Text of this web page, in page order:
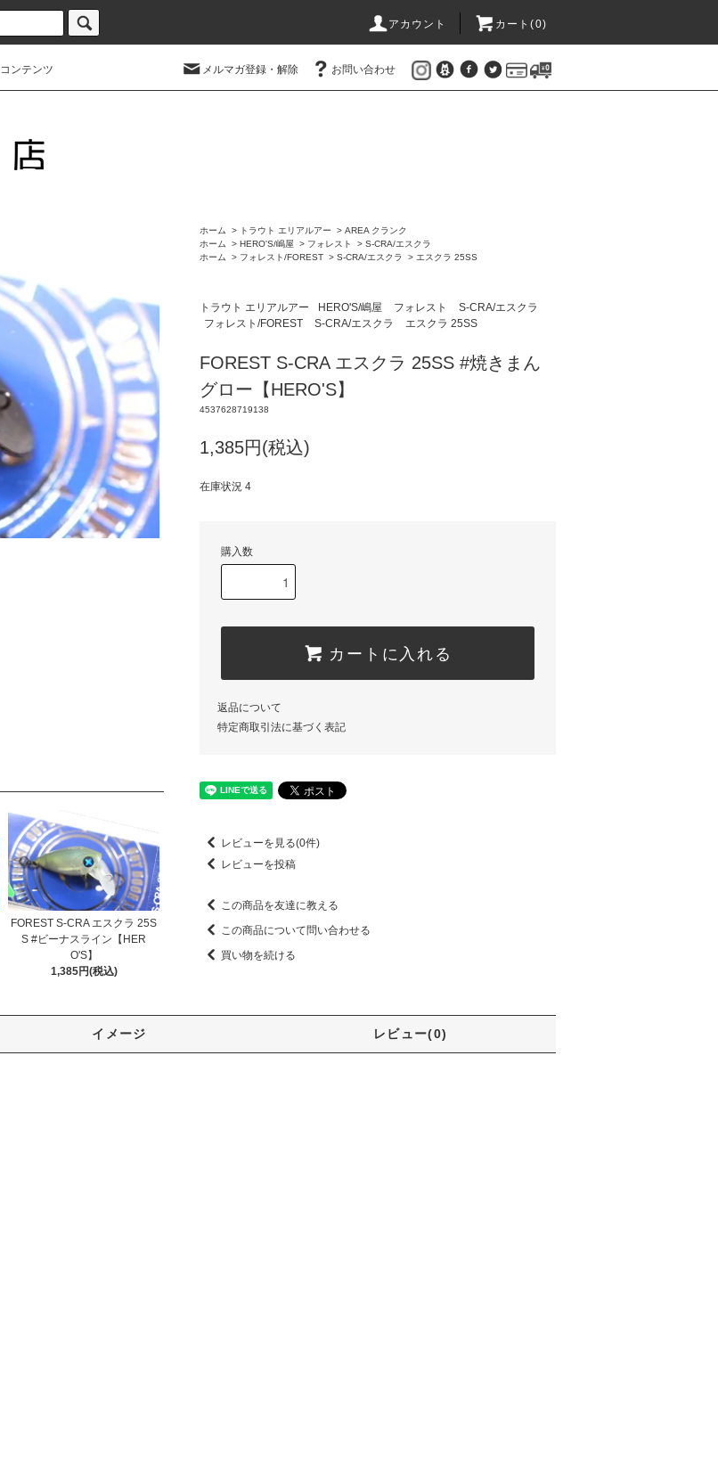
アカウント カート(0)
コンテンツ メルマガ登録・解除 お問い合わせ
FOREST S-CRA エスクラ 25S
S #ビーナスライン【HER
O'S】
1,385円(税込)
ホーム > トラウト エリアルアー > AREA クランク
ホーム
> HERO'S/嶋屋 > フォレスト > S-CRA/エスクラ
ホーム
> フォレスト/FOREST > S-CRA/エスクラ > エスクラ 25SS
トラウト エリアルアー HERO'S/嶋屋 フォレスト
S-CRA/エスクラ
フォレスト/FOREST
S-CRA/エスクラ エスクラ 25SS
FOREST S-CRA エスクラ 25SS #焼きまん
グロー【HERO'S】
4537628719138
1,385円(税込)
在庫状況 4
購入数
カートに入れる
返品について
特定商取引法に基づく表記
レビューを見る(0件)
レビューを投稿
この商品を友達に教える
この商品について問い合わせる
買い物を続ける
イメージ レビュー(0)